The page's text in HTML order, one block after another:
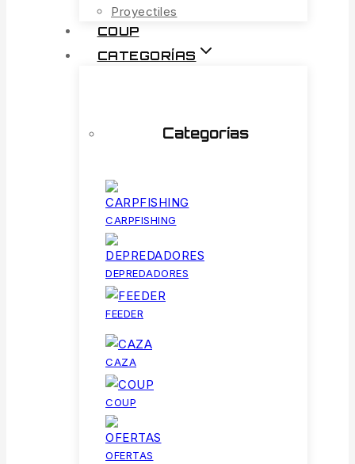
Proyectiles
COUP
CATEGORÍAS
Categorías
CARPFISHING
DEPREDADORES
FEEDER
CAZA
COUP
OFERTAS